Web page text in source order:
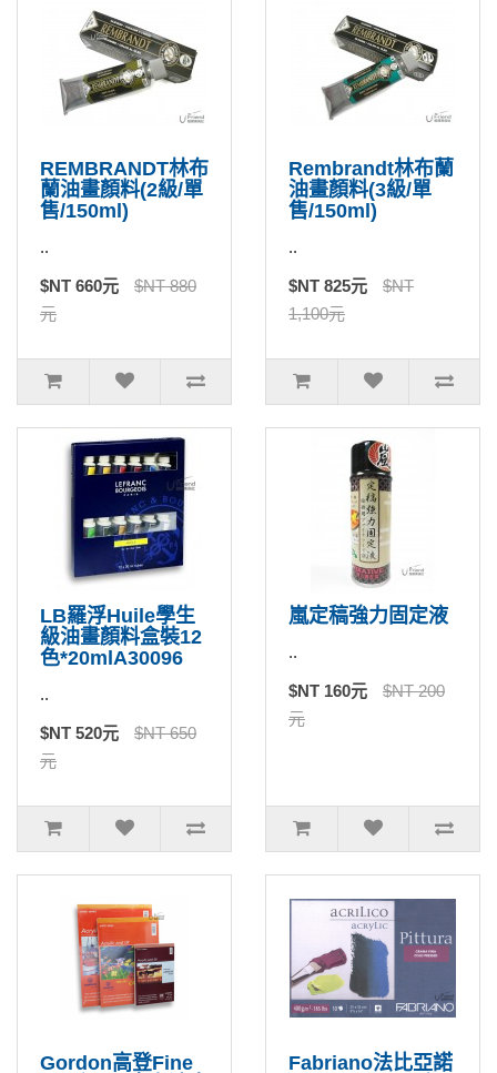
REMBRANDT林布
蘭油畫顏料(2級/單
售/150ml)
..
$NT 660元
$NT 880
元
Rembrandt林布蘭
油畫顏料(3級/單
售/150ml)
..
$NT 825元
$NT
1,100元
LB羅浮Huile學生
級油畫顏料盒裝12
色*20mlA30096
..
$NT 520元
$NT 650
元
嵐定稿強力固定液
..
$NT 160元
$NT 200
元
Gordon高登Fine
Fabriano法比亞諾